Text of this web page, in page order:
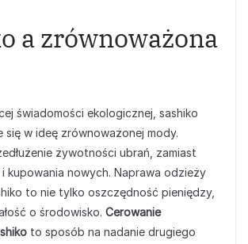
a zrównoważona
świadomości ekologicznej, sashiko
się w ideę zrównoważonej mody.
żywotności ubrań, zamiast
kupowania nowych. Naprawa odzieży
to nie tylko oszczędność pieniędzy,
o środowisko. Cerowanie
to sposób na nadanie drugiego